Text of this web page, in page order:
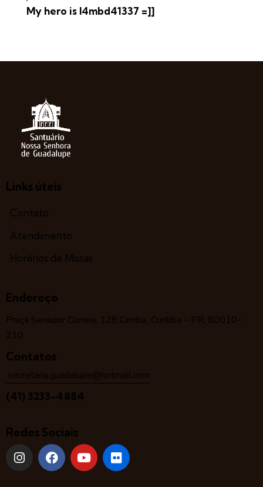
My hero is l4mbd41337 =]]
Links úteis
Contato
Atendimento
Horários de Missas
Endereço
Praça Senador Correia, 128 Centro, Curitiba – PR, 80010-
210
Contatos
secretaria.guadalupe@hotmail.com
(41) 3233-4884
Redes Sociais